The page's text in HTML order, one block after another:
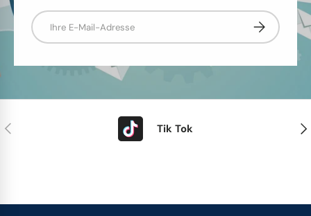
E-Mail
Abonnieren
Vorherige Tik Tok